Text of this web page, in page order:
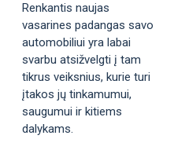
Renkantis naujas
vasarines padangas savo
automobiliui yra labai
svarbu atsižvelgti į tam
tikrus veiksnius, kurie turi
įtakos jų tinkamumui,
saugumui ir kitiems
dalykams.